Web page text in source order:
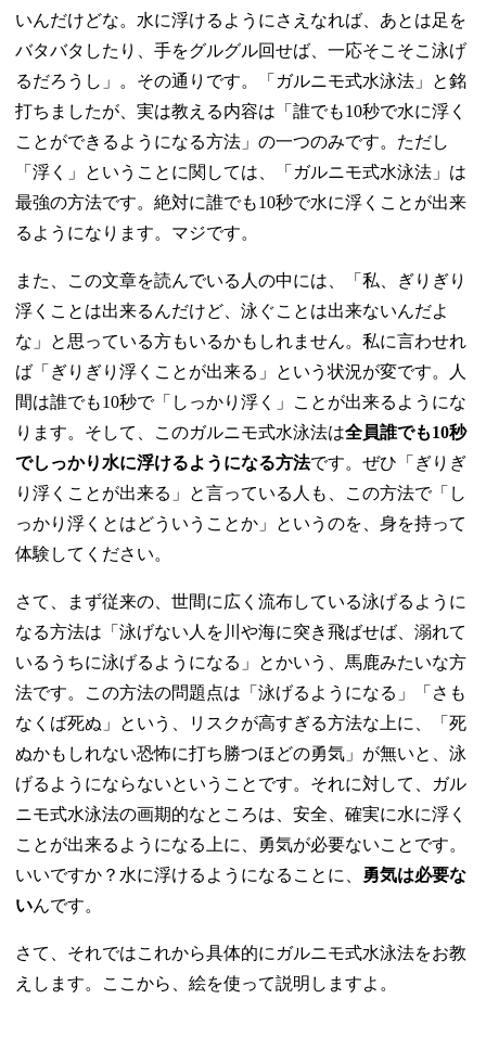
いんだけどな。水に浮けるようにさえなれば、あとは足を
バタバタしたり、手をグルグル回せば、一応そこそこ泳げ
るだろうし」。その通りです。「ガルニモ式水泳法」と銘
打ちましたが、実は教える内容は「誰でも10秒で水に浮く
ことができるようになる方法」の一つのみです。ただし
「浮く」ということに関しては、「ガルニモ式水泳法」は
最強の方法です。絶対に誰でも10秒で水に浮くことが出来
るようになります。マジです。
また、この文章を読んでいる人の中には、「私、ぎりぎり
浮くことは出来るんだけど、泳ぐことは出来ないんだよ
な」と思っている方もいるかもしれません。私に言わせれ
ば「ぎりぎり浮くことが出来る」という状況が変です。人
間は誰でも10秒で「しっかり浮く」ことが出来るようにな
ります。そして、このガルニモ式水泳法は全員誰でも10秒
でしっかり水に浮けるようになる方法です。ぜひ「ぎりぎ
り浮くことが出来る」と言っている人も、この方法で「し
っかり浮くとはどういうことか」というのを、身を持って
体験してください。
さて、まず従来の、世間に広く流布している泳げるように
なる方法は「泳げない人を川や海に突き飛ばせば、溺れて
いるうちに泳げるようになる」とかいう、馬鹿みたいな方
法です。この方法の問題点は「泳げるようになる」「さも
なくば死ぬ」という、リスクが高すぎる方法な上に、「死
ぬかもしれない恐怖に打ち勝つほどの勇気」が無いと、泳
げるようにならないということです。それに対して、ガル
ニモ式水泳法の画期的なところは、安全、確実に水に浮く
ことが出来るようになる上に、勇気が必要ないことです。
いいですか？水に浮けるようになることに、
勇気は必要な
いんです。
さて、それではこれから具体的にガルニモ式水泳法をお教
えします。ここから、絵を使って説明しますよ。